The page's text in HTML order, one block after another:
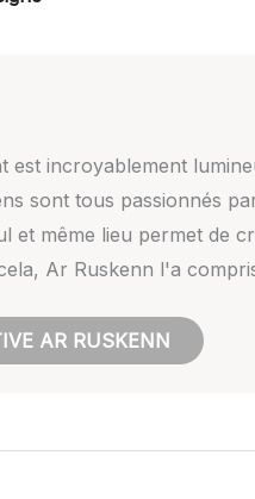
est incroyablement
sont tous passionnés
et même lieu permet de
Ar Ruskenn l'a
AR RUSKENN